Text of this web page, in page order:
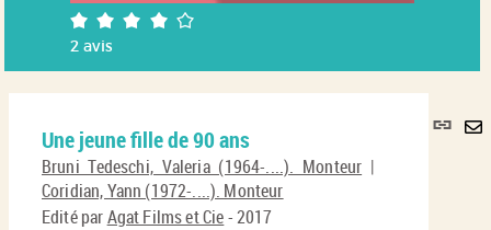
4/5
2avis
Lien
Une jeune fille de 90 ans
Bruni Tedeschi, Valeria (1964-....). Monteur |
Coridian, Yann (1972-....). Monteur
Edité parAgat Films et Cie- 2017